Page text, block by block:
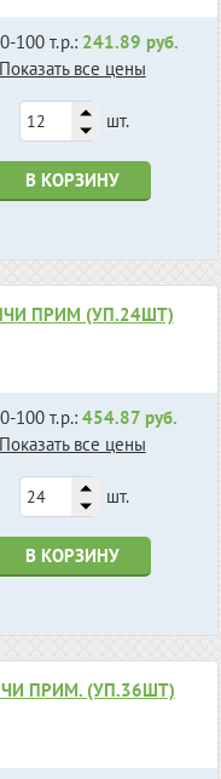
100 т.р.: 241.89 руб.
Показать все цены
шт.
В КОРЗИНУ
ПРИМ (УП.24ШТ)
100 т.р.:454.87 руб.
Показать все цены
шт.
В КОРЗИНУ
ПРИМ. (УП.36ШТ)